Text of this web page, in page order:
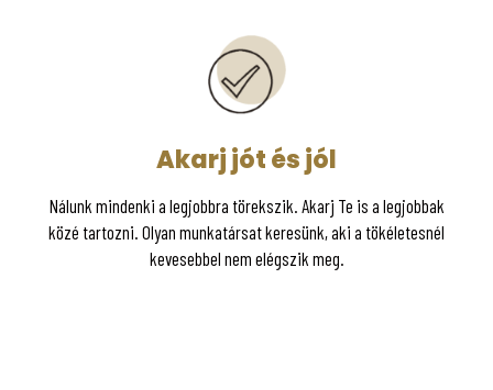
Akarj jót és jól
Nálunk mindenki a legjobbra törekszik. Akarj Te is a legjobbak
közé tartozni. Olyan munkatársat keresünk, aki a tökéletesnél
kevesebbel nem elégszik meg.